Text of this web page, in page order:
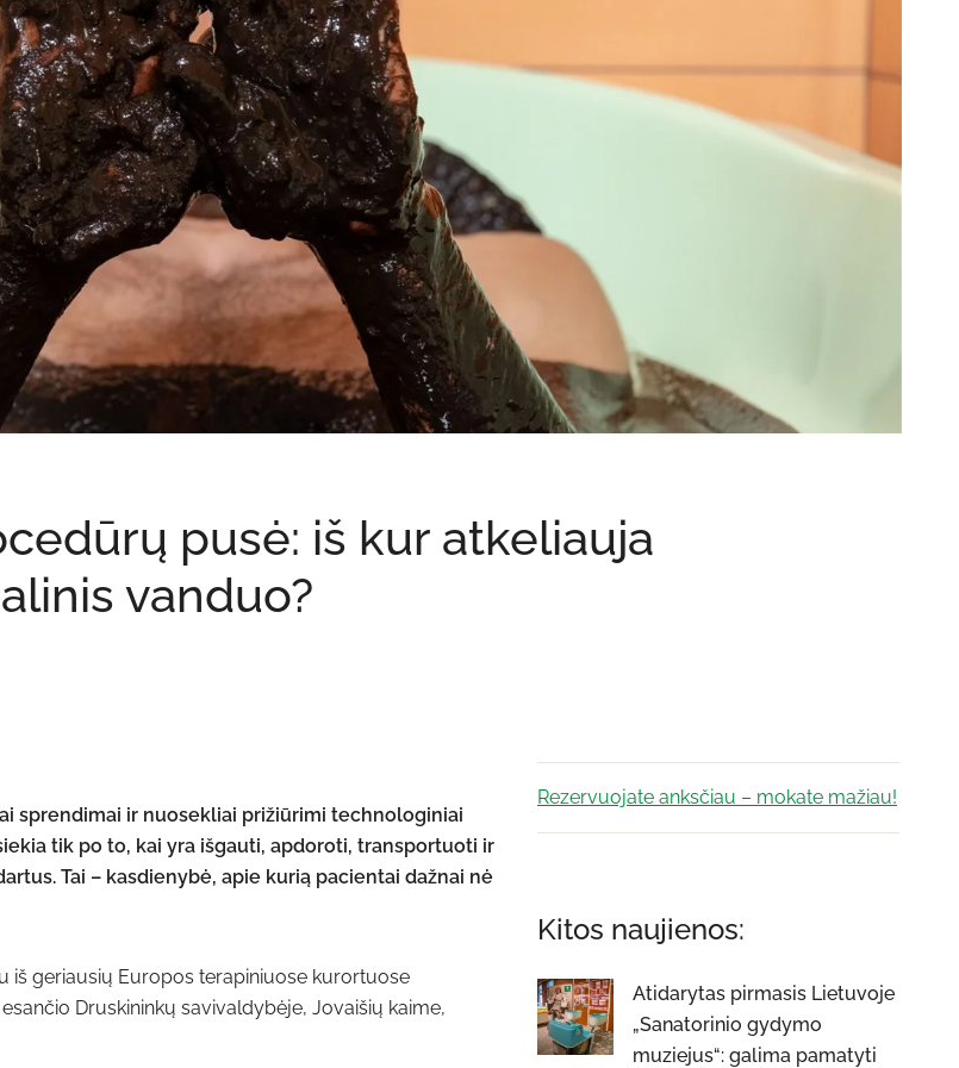
pusė: iš kur atkeliauja
vanduo?
sprendimai ir nuosekliai prižiūrimi technologiniai
tik po to, kai yra išgauti, apdoroti, transportuoti ir
Tai – kasdienybė, apie kurią pacientai dažnai nė
iš geriausių Europos terapiniuose kurortuose
Druskininkų savivaldybėje, Jovaišių kaime,
Rezervuojate anksčiau – mokate mažiau!
Kitos naujienos:
Atidarytas pirmasis Lietuvoje
„Sanatorinio gydymo
muziejus“: galima pamatyti